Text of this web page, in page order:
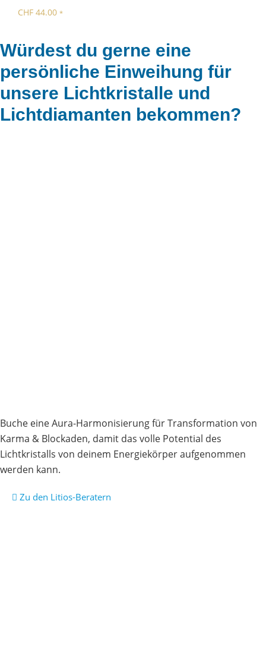
CHF 44.00 *
Würdest du gerne eine
persönliche Einweihung für
unsere Lichtkristalle und
Lichtdiamanten bekommen?
Buche eine Aura-Harmonisierung für Transformation von
Karma & Blockaden, damit das volle Potential des
Lichtkristalls von deinem Energiekörper aufgenommen
werden kann.
Zu den Litios-Beratern